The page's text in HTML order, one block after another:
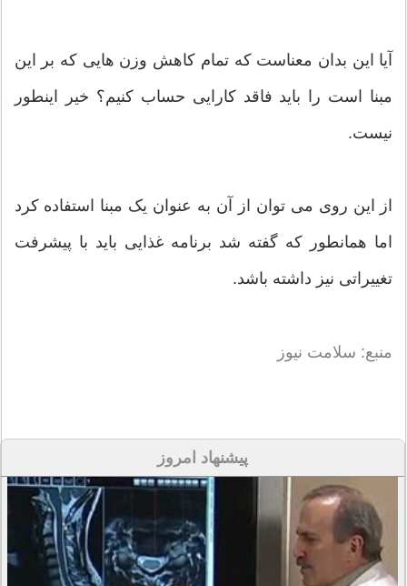
آیا این بدان معناست که تمام کاهش وزن هایی که بر این
مبنا است را باید فاقد کارایی حساب کنیم؟ خیر اینطور
نیست.
از این روی می توان از آن به عنوان یک مبنا استفاده کرد
اما همانطور که گفته شد برنامه غذایی باید با پیشرفت
تغییراتی نیز داشته باشد.
منبع: سلامت نیوز
پیشنهاد امروز